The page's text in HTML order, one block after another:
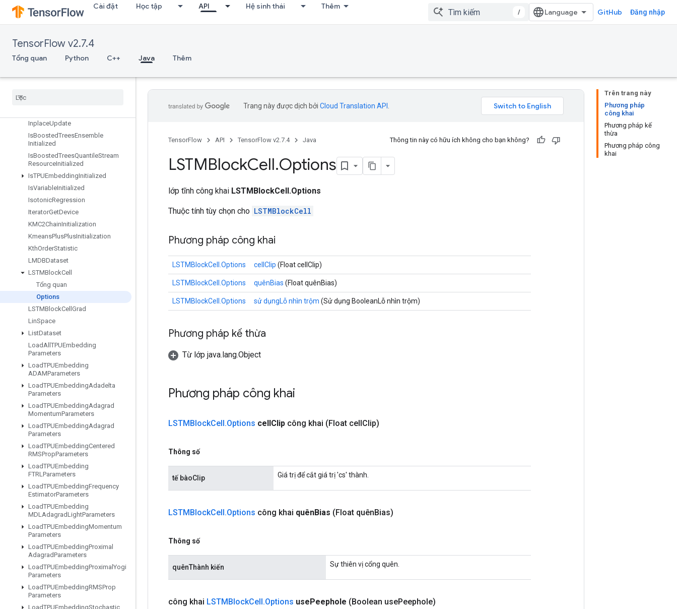
Cài đặt Học tập API Hệ sinh thái Thêm
/ GitHub Đăng nhập
TensorFlow v2.7.4
Tổng quan Python C++ Java Thêm
InfeedDequeueTuple
InfeedEnqueue
InfeedEnqueuePrelinearizedBuffer
InitializeTable
InplaceUpdate
IsBoostedTreesEnsemble
Initialized
IsBoostedTreesQuantileStream
ResourceInitialized
IsTPUEmbeddingInitialized
IsVariableInitialized
IsotonicRegression
IteratorGetDevice
KMC2ChainInitialization
KmeansPlusPlusInitialization
KthOrderStatistic
LMDBDataset
LSTMBlockCell
Tổng quan
Options
LSTMBlockCell Grad
LinSpace
ListDataset
LoadAll TPUEmbedding
Parameters
LoadTPUEmbedding
ADAMParameters
LoadTPUEmbeddingAdadelta
Parameters
LoadTPUEmbeddingAdagrad
MomentumParameters
LoadTPUEmbeddingAdagrad
Parameters
LoadTPUEmbeddingCentered
RMSPropParameters
LoadTPUEmbedding
FTRLParameters
LoadTPUEmbeddingFrequency
EstimatorParameters
LoadTPUEmbedding
MDLAdagradLightParameters
LoadTPUEmbeddingMomentum
Parameters
LoadTPUEmbeddingProximal
AdagradParameters
LoadTPUEmbeddingProximal Yogi
Parameters
LoadTPUEmbeddingRMSProp
Parameters
LoadTPUEmbeddingStochastic
Trên trang này
Phương pháp
công khai
Phương pháp kế
thừa
Phương pháp công
khai
Trang này được dịch bởi Cloud Translation API
TensorFlow API TensorFlow v2.7.4 Java Thông tin này có hữu ích không cho bạn không?
LSTMBlockCell.Options
lớp tĩnh công khai LSTMBlockCell.Options
Thuộc tính tùy chọn cho LSTMBlockCell
Phương pháp công khai
LSTMBlockCell.Options cellClip (Float cellClip)
LSTMBlockCell.Options quênBias (Float quênBias)
LSTMBlockCell.Options sử dụngLỗ nhìn trộm (Sử dụng BooleanLỗ nhìn trộm)
Phương pháp kế thừa
Từ lớp java.lang.Object
Phương pháp công khai
LSTMBlockCell.Options cellClip công khai (Float cellClip)
Thông số
tế bàoClip Giá trị để cắt giá trị 'cs' thành.
LSTMBlockCell.Options công khai quênBias (Float quênBias)
Thông số
quênThành kiến Sự thiên vị cổng quên.
công khai LSTMBlockCell.Options usePeephole (Boolean usePeephole)